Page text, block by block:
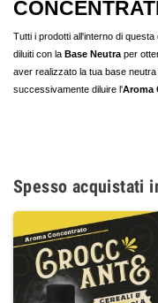
Tutti i prodotti all'interno di
diluiti con la Base Neutra per
aver realizzato la tua base
successivamente diluire l'Aroma
Spesso acquistati